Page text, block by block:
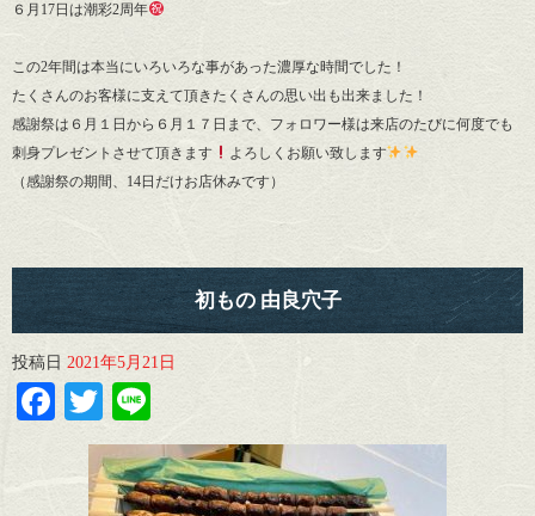
６月17日は潮彩2周年
この2年間は本当にいろいろな事があった濃厚な時間でした！
たくさんのお客様に支えて頂きたくさんの思い出も出来ました！
感謝祭は６月１日から６月１７日まで、フォロワー様は来店のたびに何度でも
刺身プレゼントさせて頂きます
よろしくお願い致します
（感謝祭の期間、14日だけお店休みです）
初もの 由良穴子
投稿日 2021年5月21日
Facebook
Twitter